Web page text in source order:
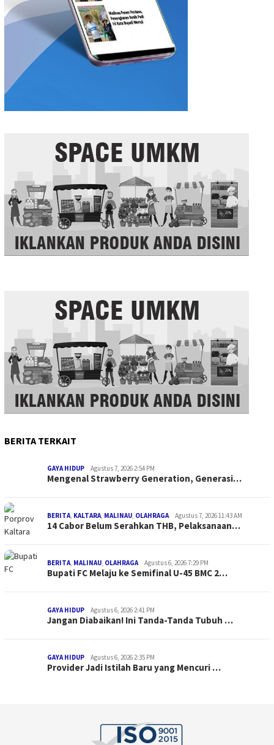
BERITA TERKAIT
GAYA HIDUP Agustus 7, 2026 2:54 PM
Mengenal Strawberry Generation, Generasi…
BERITA, KALTARA, MALINAU, OLAHRAGA Agustus 7, 2026 11:43 AM
14 Cabor Belum Serahkan THB, Pelaksanaan…
BERITA, MALINAU, OLAHRAGA Agustus 6, 2026 7:29 PM
Bupati FC Melaju ke Semifinal U-45 BMC 2…
GAYA HIDUP Agustus 6, 2026 2:41 PM
Jangan Diabaikan! Ini Tanda-Tanda Tubuh …
GAYA HIDUP Agustus 6, 2026 2:35 PM
Provider Jadi Istilah Baru yang Mencuri …